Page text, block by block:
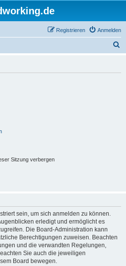
Anmelden
Registrieren
Sitzung verbergen
sein, um sich anmelden zu können.
erledigt und ermöglicht es
Die Board-Administration kann
Berechtigungen zuweisen. Beachten
und die verwandten Regelungen,
Sie auch die jeweiligen
Board bewegen.